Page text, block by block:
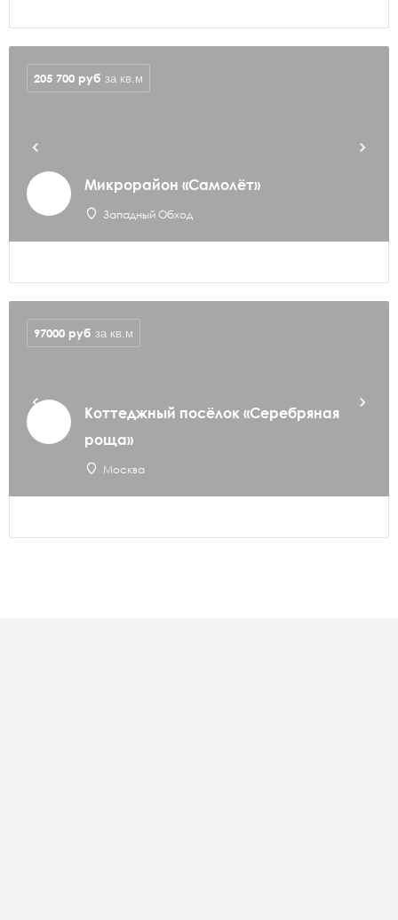
Микрорайон «Самолёт»
Западный Обход
205 700 руб за кв.м
Коттеджный посёлок «Серебряная
роща»
Москва
97000 руб за кв.м